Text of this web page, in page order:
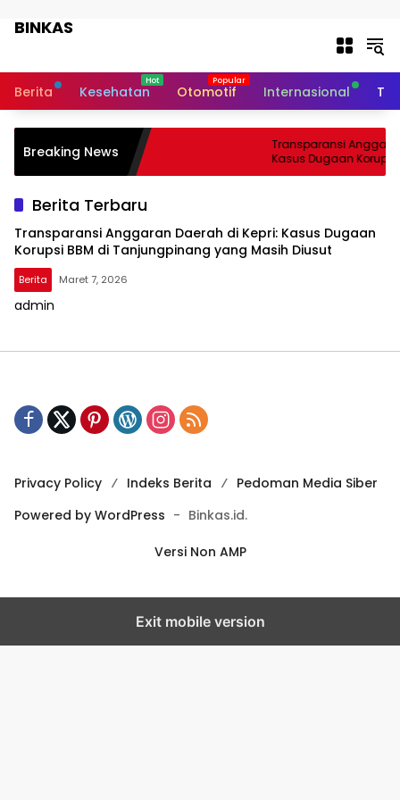
BINKAS
Berita
Kesehatan Otomotif Internasional
Breaking News
Transparansi
Kasus Dugaan Korupsi
Tanjungpinang yang
Berita Terbaru
Transparansi Anggaran Daerah di Kepri: Kasus Dugaan
Korupsi BBM di Tanjungpinang yang Masih Diusut
Berita Maret 7, 2026
admin
Privacy Policy Indeks Berita
Pedoman Media Siber
Powered by WordPress - Binkas.id.
Versi Non AMP
Exit mobile version